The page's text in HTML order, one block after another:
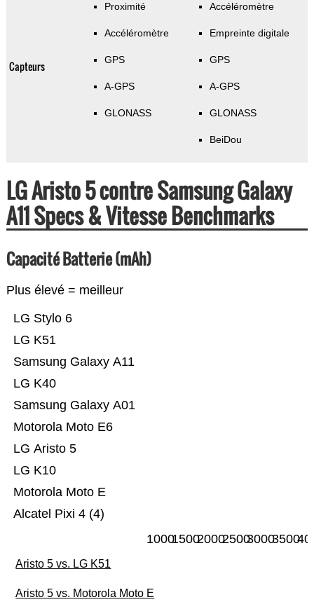
Capteurs
Proximité
Accéléromètre
GPS
A-GPS
GLONASS
Accéléromètre
Empreinte digitale
GPS
A-GPS
GLONASS
BeiDou
LG Aristo 5 contre Samsung Galaxy
A11 Specs & Vitesse Benchmarks
Capacité Batterie (mAh)
Plus élevé = meilleur
Alcatel Pixi 4 (4)
Motorola Moto E
LG K10
LG Aristo 5
Motorola Moto E6
Samsung Galaxy A01
LG K40
Samsung Galaxy A11
LG K51
LG Stylo 6
100015002000250030003500
Aristo 5 vs. LG K51
Aristo 5 vs. Motorola Moto E